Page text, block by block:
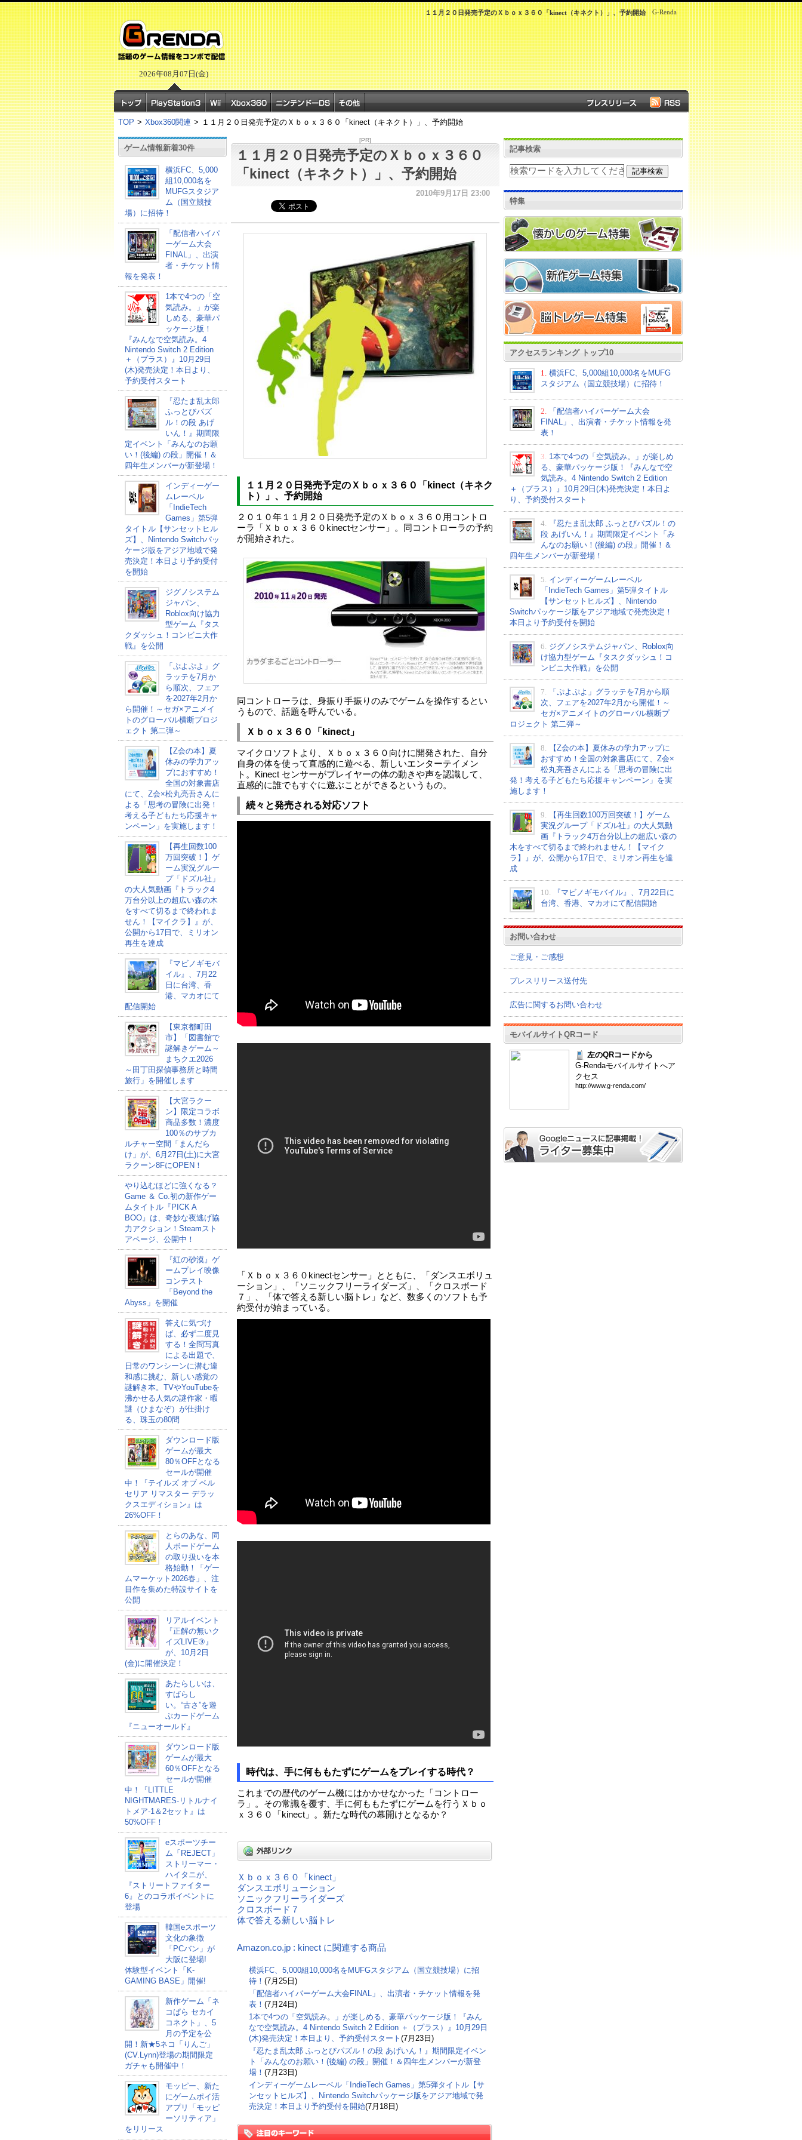
2026年08月07日(金)
G-Renda
１１月２０日発売予定のＸｂｏｘ３６０「kinect（キネクト）」、予約開始
TOP > Xbox360関連 > １１月２０日発売予定のＸｂｏｘ３６０「kinect（キネクト）」、予約開始
ゲーム情報新着30件
横浜FC、5,000
組10,000名を
MUFGスタジア
ム（国立競技
場）に招待！
「配信者ハイパ
ーゲーム大会
FINAL」、出演
者・チケット情
報を発表！
1本で4つの「空
気読み。」が楽
しめる、豪華パ
ッケージ版！
『みんなで空気読み。4
Nintendo Switch 2 Edition
＋（プラス）』10月29日
(木)発売決定！本日より、
予約受付スタート
『忍たま乱太郎
ふっとびパズ
ル！の段 あげ
いん！』期間限
定イベント「みんなのお願
い！(後編) の段」開催！＆
四年生メンバーが新登場！
インディーゲー
ムレーベル
「IndieTech
Games」第5弾
タイトル【サンセットヒル
ズ】、Nintendo Switchパッ
ケージ版をアジア地域で発
売決定！本日より予約受付
を開始
ジグノシステム
ジャパン、
Roblox向け協力
型ゲーム『タス
クダッシュ！コンビニ大作
戦』を公開
「ぷよぷよ」グ
ラッテを7月か
ら順次、フェア
を2027年2月か
ら開催！～セガ×アニメイ
トのグローバル横断プロジ
ェクト 第二弾～
【Z会の本】夏
休みの学力アッ
プにおすすめ！
全国の対象書店
にて、Z会×松丸亮吾さんに
よる「思考の冒険に出発！
考える子どもたち応援キャ
ンペーン」を実施します！
【再生回数100
万回突破！】ゲ
ーム実況グルー
プ「ドズル社」
の大人気動画『トラック4
万台分以上の超広い森の木
をすべて切るまで終われま
せん！【マイクラ】』が、
公開から17日で、ミリオン
再生を達成
『マビノギモバ
イル』、7月22
日に台湾、香
港、マカオにて
配信開始
【東京都町田
市】「図書館で
謎解きゲーム～
まちクエ2026
～田丁田探偵事務所と時間
旅行」を開催します
【大宮ラクー
ン】限定コラボ
商品多数！濃度
100％のサブカ
ルチャー空間「まんだら
け」が、6月27日(土)に大宮
ラクーン8FにOPEN！
やり込むほどに強くなる？
Game ＆ Co.初の新作ゲー
ムタイトル『PICK A
BOO』は、奇妙な夜逃げ協
力アクション！Steamスト
アページ、公開中！
『紅の砂漠』ゲ
ームプレイ映像
コンテスト
「Beyond the
Abyss」を開催
答えに気づけ
ば、必ず二度見
する！全問写真
による出題で、
日常のワンシーンに潜む違
和感に挑む、新しい感覚の
謎解き本。TVやYouTubeを
沸かせる人気の謎作家・暇
謎（ひまなぞ）が仕掛け
る、珠玉の80問
ダウンロード版
ゲームが最大
80％OFFとなる
セールが開催
中！『テイルズ オブ ベル
セリア リマスター デラッ
クスエディション』は
26%OFF！
とらのあな、同
人ボードゲーム
の取り扱いを本
格始動！「ゲー
ムマーケット2026春」、注
目作を集めた特設サイトを
公開
リアルイベント
『正解の無いク
イズLIVE③』
が、10月2日
(金)に開催決定！
あたらしいは、
すばらし
い。“古さ”を遊
ぶカードゲーム
『ニューオールド』
ダウンロード版
ゲームが最大
60％OFFとなる
セールが開催
中！『LITTLE
NIGHTMARES-リトルナイ
トメア-1＆2セット』は
50%OFF！
eスポーツチー
ム「REJECT」
ストリーマー・
ハイタニが、
『ストリートファイター
6』とのコラボイベントに
登場
韓国eスポーツ
文化の象徴
「PCバン」が
大阪に登場!
体験型イベント「K-
GAMING BASE」開催!
新作ゲーム「ネ
コぱら セカイ
コネクト」、5
月の予定を公
開！新★5ネコ「りんご」
(CV.Lynn)登場の期間限定
ガチャも開催中！
モッピー、新た
にゲームポイ活
アプリ「モッピ
ーソリティア」
をリリース
[PR]
１１月２０日発売予定のＸｂｏｘ３６０
「kinect（キネクト）」、予約開始
2010年9月17日 23:00
１１月２０日発売予定のＸｂｏｘ３６０「kinect（キネク
ト）」、予約開始
２０１０年１１月２０日発売予定のＸｂｏｘ３６０用コントロ
ーラ「Ｘｂｏｘ３６０kinectセンサー」。同コントローラの予約
が開始された。
同コントローラは、身振り手振りのみでゲームを操作するとい
うもので、話題を呼んでいる。
Ｘｂｏｘ３６０「kinect」
マイクロソフトより、Ｘｂｏｘ３６０向けに開発された、自分
自身の体を使って直感的に遊べる、新しいエンターテイメン
ト。Kinect センサーがプレイヤーの体の動きや声を認識して、
直感的に誰でもすぐに遊ぶことができるというもの。
続々と発売される対応ソフト
「Ｘｂｏｘ３６０kinectセンサー」とともに、「ダンスエボリュ
ーション」、「ソニックフリーライダーズ」、「クロスボード
７」、「体で答える新しい脳トレ」など、数多くのソフトも予
約受付が始まっている。
時代は、手に何ももたずにゲームをプレイする時代？
これまでの歴代のゲーム機にはかかせなかった「コントロー
ラ」。その常識を覆す、手に何ももたずにゲームを行うＸｂｏ
ｘ３６０「kinect」。新たな時代の幕開けとなるか？
Ｘｂｏｘ３６０「kinect」
ダンスエボリューション
ソニックフリーライダーズ
クロスボード７
体で答える新しい脳トレ
Amazon.co.jp : kinect に関連する商品
横浜FC、5,000組10,000名をMUFGスタジアム（国立競技場）に招
待！ (7月25日)
「配信者ハイパーゲーム大会FINAL」、出演者・チケット情報を発
表！ (7月24日)
1本で4つの「空気読み。」が楽しめる、豪華パッケージ版！『みん
なで空気読み。4 Nintendo Switch 2 Edition ＋（プラス）』10月29日
(木)発売決定！本日より、予約受付スタート (7月23日)
『忍たま乱太郎 ふっとびパズル！の段 あげいん！』期間限定イベン
ト「みんなのお願い！(後編) の段」開催！＆四年生メンバーが新登
場！ (7月23日)
インディーゲームレーベル「IndieTech Games」第5弾タイトル【サ
ンセットヒルズ】、Nintendo Switchパッケージ版をアジア地域で発
売決定！本日より予約受付を開始(7月18日)
記事検索
特集
アクセスランキング トップ10
1.
横浜FC、5,000組10,000名をMUFG
スタジアム（国立競技場）に招待！
2.
「配信者ハイパーゲーム大会
FINAL」、出演者・チケット情報を発
表！
3. 1本で4つの「空気読み。」が楽しめ
る、豪華パッケージ版！『みんなで空
気読み。4 Nintendo Switch 2 Edition
＋（プラス）』10月29日(木)発売決定！本日よ
り、予約受付スタート
4.
『忍たま乱太郎 ふっとびパズル！の
段 あげいん！』期間限定イベント「み
んなのお願い！(後編) の段」開催！＆
四年生メンバーが新登場！
5. インディーゲームレーベル
「IndieTech Games」第5弾タイトル
【サンセットヒルズ】、Nintendo
Switchパッケージ版をアジア地域で発売決定！
本日より予約受付を開始
6. ジグノシステムジャパン、Roblox向
け協力型ゲーム『タスクダッシュ！コ
ンビニ大作戦』を公開
7.
「ぷよぷよ」グラッテを7月から順
次、フェアを2027年2月から開催！～
セガ×アニメイトのグローバル横断プ
ロジェクト 第二弾～
8.
【Z会の本】夏休みの学力アップに
おすすめ！全国の対象書店にて、Z会×
松丸亮吾さんによる「思考の冒険に出
発！考える子どもたち応援キャンペーン」を実
施します！
9.
【再生回数100万回突破！】ゲーム
実況グループ「ドズル社」の大人気動
画『トラック4万台分以上の超広い森の
木をすべて切るまで終われません！【マイク
ラ】』が、公開から17日で、ミリオン再生を達
成
10.
『マビノギモバイル』、7月22日に
台湾、香港、マカオにて配信開始
お問い合わせ
ご意見・ご感想
プレスリリース送付先
広告に関するお問い合わせ
モバイルサイトQRコード
左のQRコードから
G-Rendaモバイルサイトへア
クセス
http://www.g-renda.com/